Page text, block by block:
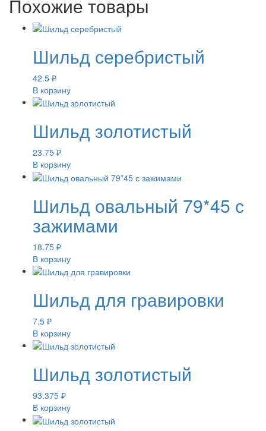
Похожие товары
Шильд серебристый
42.5 ₽
В корзину
Шильд золотистый
23.75 ₽
В корзину
Шильд овальный 79*45 с
зажимами
18.75 ₽
В корзину
Шильд для гравировки
7.5 ₽
В корзину
Шильд золотистый
93.375 ₽
В корзину